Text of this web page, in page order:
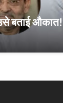
बताई औकात!